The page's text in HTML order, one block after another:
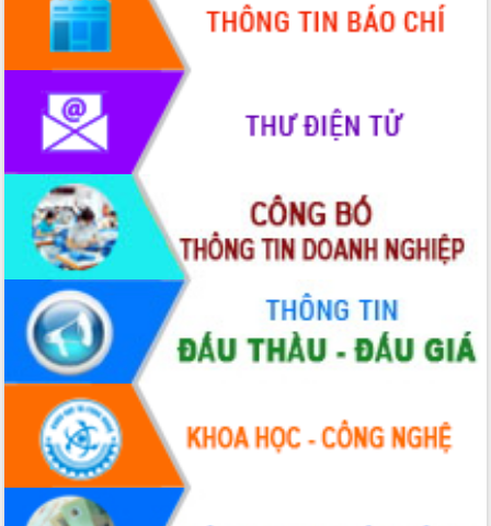
Đắk Lắk nâng cao hiệu quả công tác
Đảng từ Sổ tay đảng viên điện tử
Đắk Lắk đẩy mạnh nuôi biển công
nghệ, hướng tới phát triển thủy sản
bền vững
Tập huấn nâng cao năng lực triển khai
chuyển đổi số cho cán bộ, công chức
cấp xã
Đắk Lắk phát động hưởng ứng Ngày
Quyền của người tiêu dùng Việt Nam
2026
Đẩy mạnh cải cách hành chính, quyết
tâm đạt được mục tiêu tăng trưởng
hai con số trong năm 2026
Tổ chức trang trọng Lễ hội Đền thờ
Lương Văn Chánh năm 2026
Phó Bí thư Tỉnh ủy Đắk Lắk Đỗ Hữu
Huy giữ chức Bí thư Đảng ủy Ủy Ban
Nhân dân tỉnh
Bệnh án điện tử thúc đẩy chuyển đổi
số y tế tại Đắk Lắk
Chuyển đổi số thư viện: Mở rộng